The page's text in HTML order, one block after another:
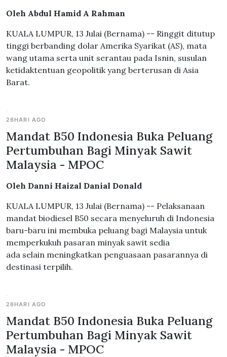
Oleh Abdul Hamid A Rahman
KUALA LUMPUR, 13 Julai (Bernama) -- Ringgit ditutup
tinggi berbanding dolar Amerika Syarikat (AS), mata
wang utama serta unit serantau pada Isnin, susulan
ketidaktentuan geopolitik yang berterusan di Asia
Barat.
26HARI AGO
Mandat B50 Indonesia Buka Peluang
Pertumbuhan Bagi Minyak Sawit
Malaysia - MPOC
Oleh Danni Haizal Danial Donald
KUALA LUMPUR, 13 Julai (Bernama) -- Pelaksanaan
mandat biodiesel B50 secara menyeluruh di Indonesia
baru-baru ini membuka peluang bagi Malaysia untuk
memperkukuh pasaran minyak sawit sedia
ada selain meningkatkan penguasaan pasarannya di
destinasi terpilih.
26HARI AGO
Mandat B50 Indonesia Buka Peluang
Pertumbuhan Bagi Minyak Sawit
Malaysia - MPOC